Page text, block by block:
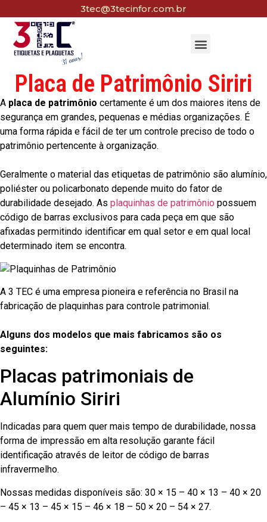
3tec@3tecinfor.com.br
Placa de Patrimônio Siriri
A placa de patrimônio certamente é um dos maiores itens de
segurança em grandes, pequenas e médias organizações. É
uma forma rápida e fácil de ter um controle preciso de todo o
patrimônio pertencente à organização.
Geralmente o material das etiquetas de patrimônio são alumínio,
poliéster ou policarbonato depende muito do fator de
durabilidade desejado. As plaquinhas de patrimônio possuem
código de barras exclusivos para cada peça em que são
afixadas permitindo identificar em qual setor e em qual local
determinado item se encontra.
A 3 TEC é uma empresa pioneira e referência no Brasil na
fabricação de plaquinhas para controle patrimonial.
Alguns dos modelos que mais fabricamos são os
seguintes:
Placas patrimoniais de
Alumínio Siriri
Indicadas para quem quer mais tempo de durabilidade, nossa
forma de impressão em alta resolução garante fácil
identificação através de leitor de código de barras
infravermelho.
Nossas medidas disponíveis são: 30 × 15 – 40 × 13 – 40 × 20
– 45 × 13 – 45 × 15 – 46 × 18 – 50 × 20 – 54 × 27.